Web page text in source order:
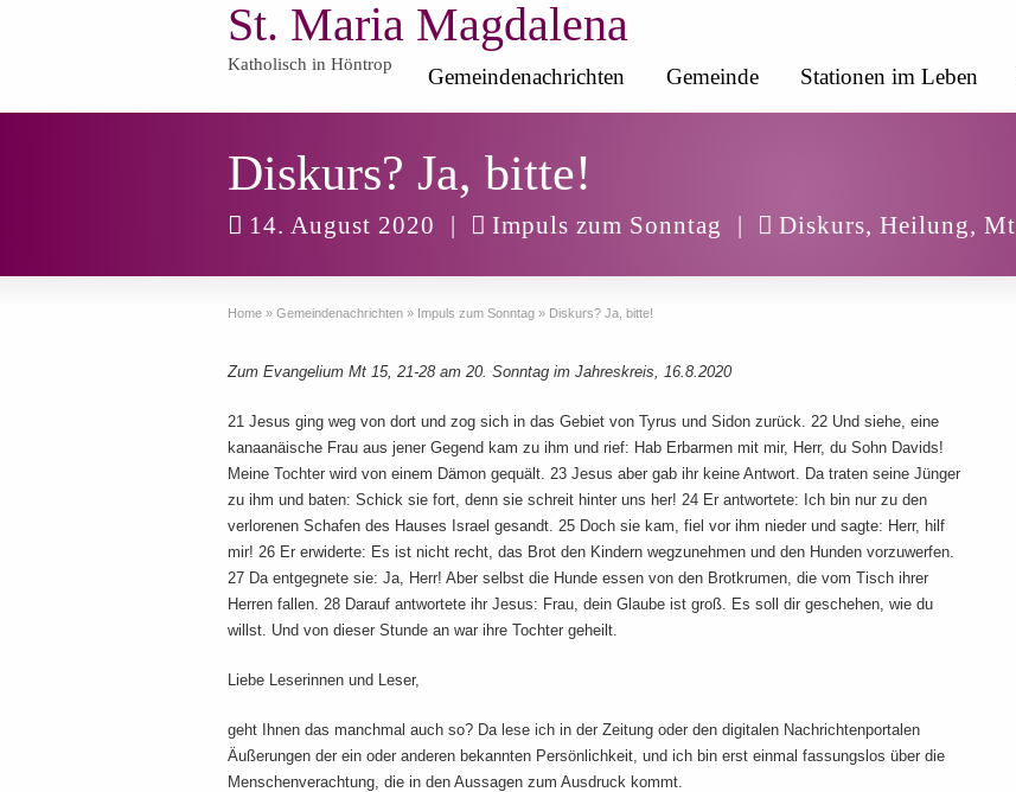
St. Maria Magdalena
Katholisch in Höntrop Gemeindenachrichten Gemeinde Stationen im Leben
Diskurs? Ja, bitte!
14. August 2020 | Impuls zum Sonntag | Diskurs,Heilung,Mt
Home » Gemeindenachrichten » Impuls zum Sonntag » Diskurs? Ja, bitte!
Zum Evangelium Mt 15, 21-28 am 20. Sonntag im Jahreskreis, 16.8.2020
21 Jesus ging weg von dort und zog sich in das Gebiet von Tyrus und Sidon zurück. 22 Und siehe, eine
kanaanäische Frau aus jener Gegend kam zu ihm und rief: Hab Erbarmen mit mir, Herr, du Sohn Davids!
Meine Tochter wird von einem Dämon gequält. 23 Jesus aber gab ihr keine Antwort. Da traten seine Jünger
zu ihm und baten: Schick sie fort, denn sie schreit hinter uns her! 24 Er antwortete: Ich bin nur zu den
verlorenen Schafen des Hauses Israel gesandt. 25 Doch sie kam, fiel vor ihm nieder und sagte: Herr, hilf
mir! 26 Er erwiderte: Es ist nicht recht, das Brot den Kindern wegzunehmen und den Hunden vorzuwerfen.
27 Da entgegnete sie: Ja, Herr! Aber selbst die Hunde essen von den Brotkrumen, die vom Tisch ihrer
Herren fallen. 28 Darauf antwortete ihr Jesus: Frau, dein Glaube ist groß. Es soll dir geschehen, wie du
willst. Und von dieser Stunde an war ihre Tochter geheilt.
Liebe Leserinnen und Leser,
geht Ihnen das manchmal auch so? Da lese ich in der Zeitung oder den digitalen Nachrichtenportalen
Äußerungen der ein oder anderen bekannten Persönlichkeit, und ich bin erst einmal fassungslos über die
Menschenverachtung, die in den Aussagen zum Ausdruck kommt.